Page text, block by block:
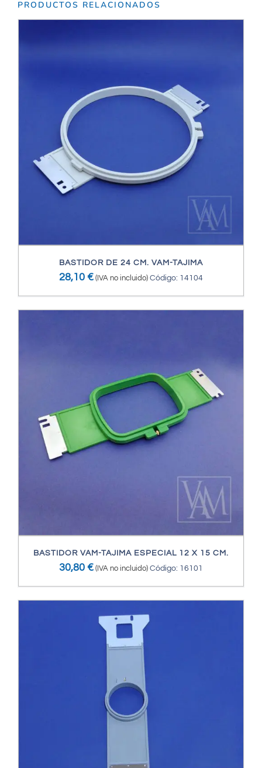
PRODUCTOS RELACIONADOS
BASTIDOR DE 24 CM. VAM-TAJIMA
28,10 € (IVA no incluido) Código: 14104
BASTIDOR VAM-TAJIMA ESPECIAL 12 X 15 CM.
30,80 € (IVA no incluido) Código: 16101